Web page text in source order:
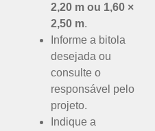
2,20 m ou 1,60 ×
2,50 m.
Informe a bitola
desejada ou
consulte o
responsável pelo
projeto.
Indique a